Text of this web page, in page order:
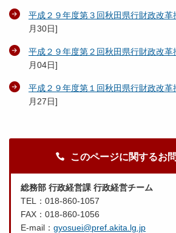
平成２９年度第３回秋田県行財政改革
月30日]
平成２９年度第２回秋田県行財政改革
月04日]
平成２９年度第１回秋田県行財政改革
月27日]
このページに関するお
総務部 行政経営課 行政経営チーム
TEL：018-860-1057
FAX：018-860-1056
E-mail： gyosuei@pref.akita.lg.jp